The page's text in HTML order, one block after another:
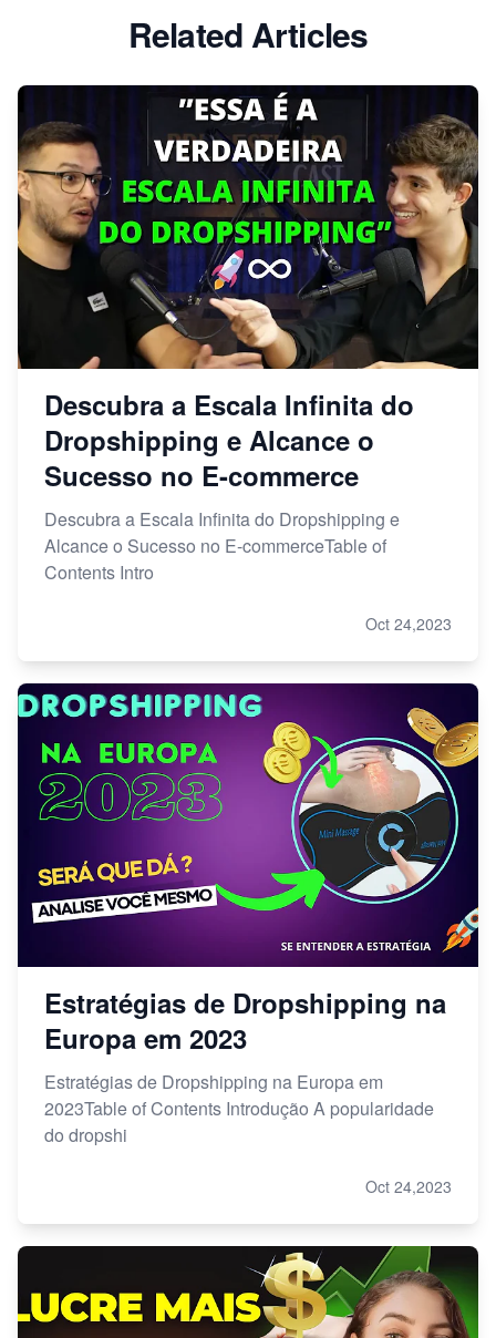
Related Articles
Descubra a Escala Infinita do
Dropshipping e Alcance o
Sucesso no E-commerce
Descubra a Escala Infinita do Dropshipping e
Alcance o Sucesso no E-commerceTable of
Contents Intro
Oct 24,2023
Estratégias de Dropshipping na
Europa em 2023
Estratégias de Dropshipping na Europa em
2023Table of Contents Introdução A popularidade
do dropshi
Oct 24,2023